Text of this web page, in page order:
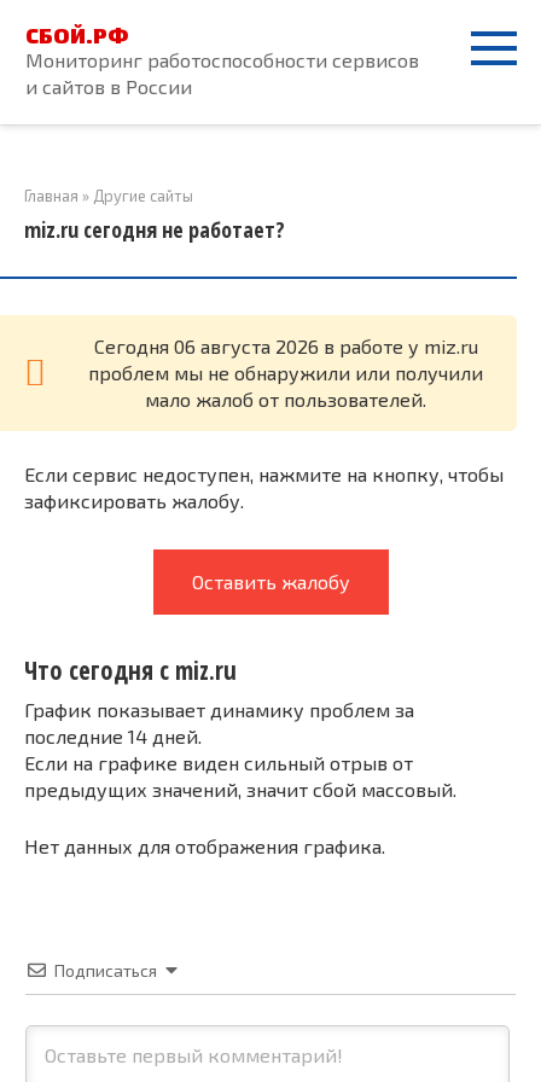
контенту
СБОЙ.РФ
Мониторинг работоспособности сервисов
и сайтов в России
Главная » Другие сайты
miz.ru сегодня не работает?
Cегодня 06 августа 2026 в работе у miz.ru
проблем мы не обнаружили или получили
мало жалоб от пользователей.
Если сервис недоступен, нажмите на кнопку, чтобы
зафиксировать жалобу.
Оставить жалобу
Что сегодня с miz.ru
График показывает динамику проблем за
последние 14 дней.
Если на графике виден сильный отрыв от
предыдущих значений, значит сбой массовый.
Нет данных для отображения графика.
Подписаться